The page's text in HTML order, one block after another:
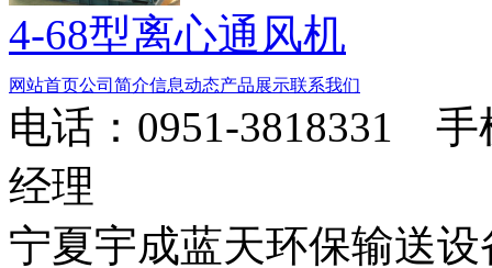
4-68型离心通风机
网站首页公司简介信息动态产品展示联系我们
电话：0951-3818331 手
经理
宁夏宇成蓝天环保输送